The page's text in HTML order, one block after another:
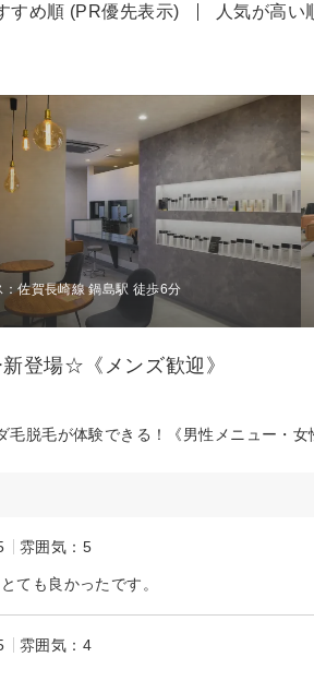
すめ順 (PR優先表示) 人気が高い
：佐賀長崎線 鍋島駅 徒歩6分
登場☆《メンズ歓迎》
毛脱毛が体験できる！《男性メニュー・女
雰囲気：5
ても良かったです。
雰囲気：4